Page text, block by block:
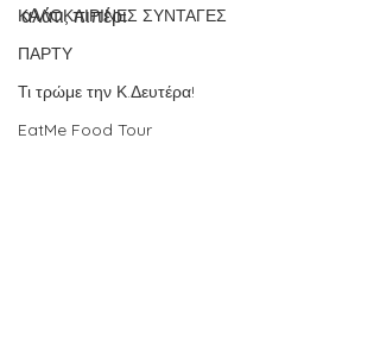
ΚΑΛΟΚΑΙΡΙΝΕΣ ΣΥΝΤΑΓΕΣ
ΠΑΡΤΥ
Τι τρώμε την Κ.Δευτέρα!
EatMe Food Tour
αλάτι, πιπέρι